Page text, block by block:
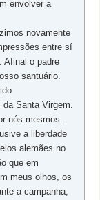
envolver a
novamente
entre sí
Afinal o padre
santuário.
Santa Virgem.
nós mesmos.
a liberdade
alemães no
que em
meus olhos, os
a campanha,